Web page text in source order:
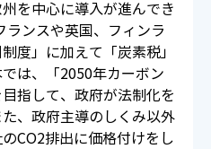
を中心に導入が進んでき
ランスや英国、フィンラ
度」に加えて「炭素税」
は、「2050年カーボン
指して、政府が法制化を
、政府主導のしくみ以外
CO2排出に価格付けをし